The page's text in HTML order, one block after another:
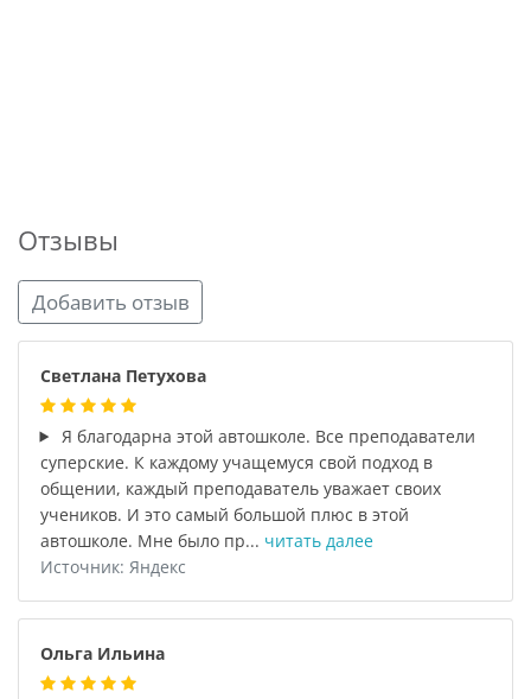
Отзывы
Добавить отзыв
Светлана Петухова
Я благодарна этой автошколе. Все преподаватели
суперские. К каждому учащемуся свой подход в
общении, каждый преподаватель уважает своих
учеников. И это самый большой плюс в этой
автошколе. Мне было пр... читать далее
Источник: Яндекс
Ольга Ильина